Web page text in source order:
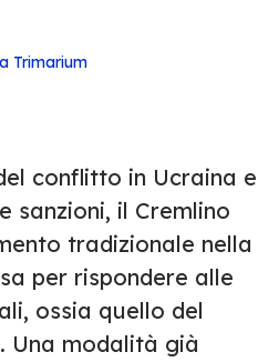
Trimarium
conflitto in Ucraina e
sanzioni, il Cremlino
tradizionale nella
per rispondere alle
ossia quello del
Una modalità già